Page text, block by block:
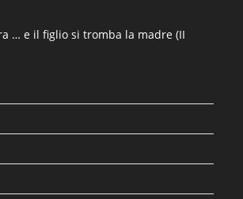
… e il figlio si tromba la madre (II